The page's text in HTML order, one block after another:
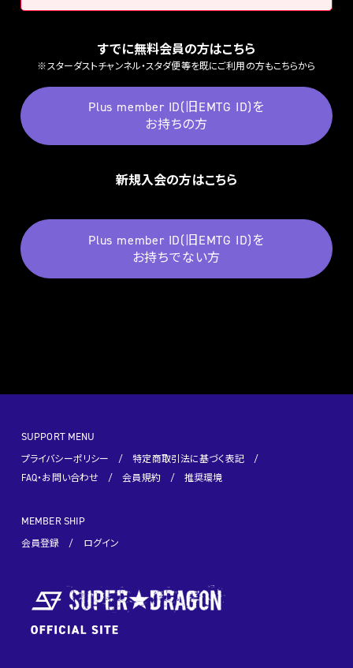
すでに無料会員の方はこちら
※スターダストチャンネル・スタダ便等を既にご利用の方もこちらから
Plus member ID(旧EMTG ID)を
お持ちの方
新規入会の方はこちら
Plus member ID(旧EMTG ID)を
お持ちでない方
SUPPORT MENU
プライバシーポリシー
特定商取引法に基づく表記
FAQ・お問い合わせ
会員規約 推奨環境
MEMBER SHIP
会員登録 ログイン